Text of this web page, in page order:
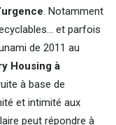
. Notamment
et parfois
de 2011 au
Housing à
à base de
et intimité aux
peut répondre à